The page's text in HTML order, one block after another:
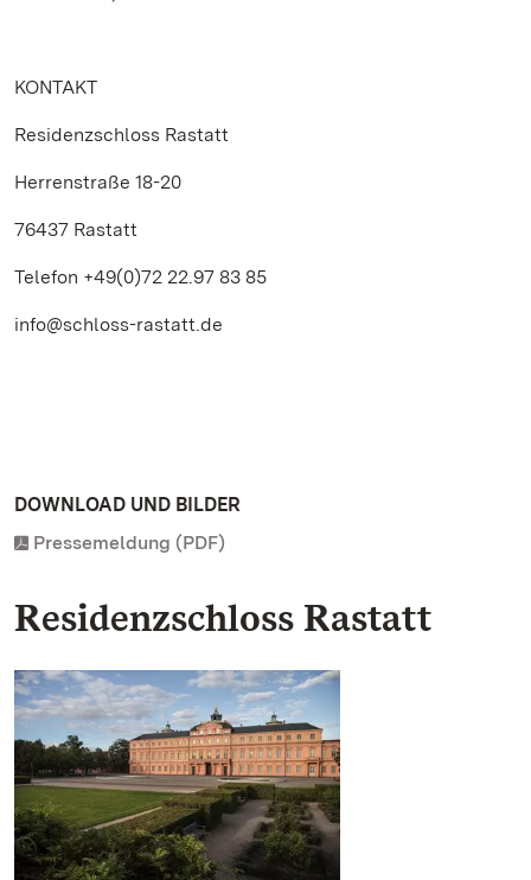
KONTAKT
Residenzschloss Rastatt
Herrenstraße 18-20
76437 Rastatt
Telefon +49(0)72 22.97 83 85
info@schloss-rastatt.de
DOWNLOAD UND BILDER
Pressemeldung (PDF)
Residenzschloss Rastatt